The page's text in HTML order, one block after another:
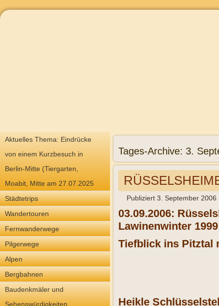
Aktuelles Thema: Eindrücke
von einem Kurzbesuch in
Berlin-Mitte (Tiergarten,
Moabit, Mitte am 27.07.2025
Städtetrips
Wandertouren
Fernwanderwege
Pilgerwege
Alpen
Bergbahnen
Baudenkmäler und
Sehenswürdigkeiten
Tages-Archive: 3.
Publiziert 3. September 2006
03.09.2006:
Lawinenwinter
Tiefblick ins Pitztal
Heikle